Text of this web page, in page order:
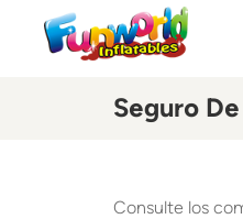
Seguro
Consulte los